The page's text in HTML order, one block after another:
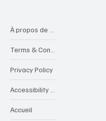
Privacy Policy
Accueil